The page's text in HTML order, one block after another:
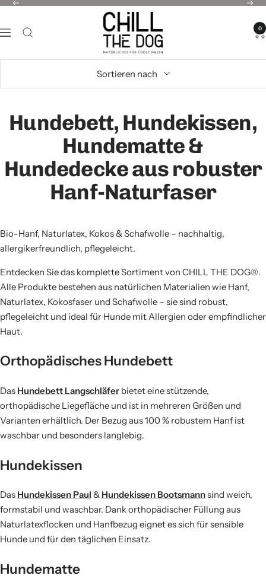
Direkt
Inhalt
Zurück
Navigation
CHILL
THE
DOG®
0
Sortieren nach
Hundebett, Hundekissen,
Hundematte &
Hundedecke aus robuster
Hanf-Naturfaser
Bio-Hanf, Naturlatex, Kokos & Schafwolle – nachhaltig,
allergikerfreundlich, pflegeleicht.
Entdecken Sie das komplette Sortiment von CHILL THE DOG®.
Alle Produkte bestehen aus natürlichen Materialien wie Hanf,
Naturlatex, Kokosfaser und Schafwolle – sie sind robust,
pflegeleicht und ideal für Hunde mit Allergien oder empfindlicher
Haut.
Orthopädisches Hundebett
Das Hundebett Langschläfer bietet eine stützende,
orthopädische Liegefläche und ist in mehreren Größen und
Varianten erhältlich. Der Bezug aus 100 % robustem Hanf ist
waschbar und besonders langlebig.
Hundekissen
Das Hundekissen Paul & Hundekissen Bootsmannsind weich,
formstabil und waschbar. Dank orthopädischer Füllung aus
Naturlatexflocken und Hanfbezug eignet es sich für sensible
Hunde und für den täglichen Einsatz.
Hundematte